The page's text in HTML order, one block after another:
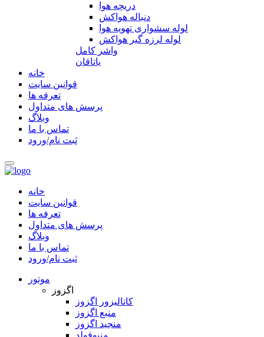
دریچه هوا
دنباله هواکش
لوله سشواری تهویه هوا
لوله لرزه گیر هواکش
واشر کامل
یاتاقان
خانه
قوانین سایت
تعرفه ها
پرسش های متداول
وبلاگ
تماس با ما
ثبت نام/ورود
خانه
قوانین سایت
تعرفه ها
پرسش های متداول
وبلاگ
تماس با ما
ثبت نام/ورود
موتور
اگزوز
کاتالیزور اگزوز
منبع اگزوز
منجید اگزوز
منیوفولد